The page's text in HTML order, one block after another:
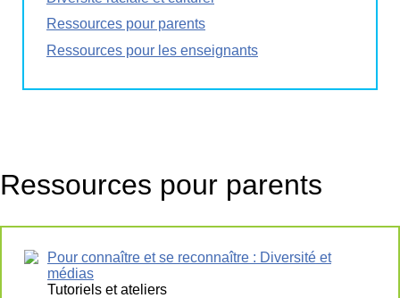
Ressources pour parents
Ressources pour les enseignants
Ressources pour parents
Pour connaître et se reconnaître : Diversité et
médias
Tutoriels et ateliers